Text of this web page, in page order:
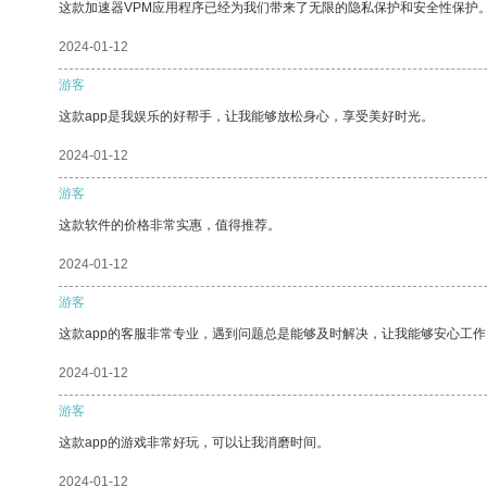
这款加速器VPM应用程序已经为我们带来了无限的隐私保护和安全性保护
2024-01-12
游客
这款app是我娱乐的好帮手，让我能够放松身心，享受美好时光。
2024-01-12
游客
这款软件的价格非常实惠，值得推荐。
2024-01-12
游客
这款app的客服非常专业，遇到问题总是能够及时解决，让我能够安心工
2024-01-12
游客
这款app的游戏非常好玩，可以让我消磨时间。
2024-01-12